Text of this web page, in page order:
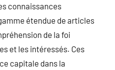
connaissances
étendue de articles
de la foi
et les intéressés. Ces
capitale dans la